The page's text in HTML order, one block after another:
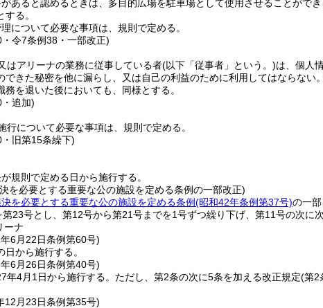
あると認めるときは、多目的広場を駐車場として使用させることができ
る。
について必要な事項は、規則で定める。
令7条例38・一部改正)
はアリーナの業務に従事している者(以下「従事者」という。)は、個人
できた秘密を他に漏らし、又は自己の利益のために利用してはならない。
務を退いた後においても、同様とする。
追加)
行について必要な事項は、規則で定める。
旧第15条繰下)
規則で定める日から施行する。
を必要とする重要な公の施設を定める条例の一部改正)
を必要とする重要な公の施設を定める条例(昭和42年条例第37号)の一部
23号とし、第12号から第21号までを1号ずつ繰り下げ、第11号の次に次
ナ
6月22日条例第60号)
から施行する。
6月26日条例第40号)
年4月1日から施行する。 ただし、第2条の次に5条を加える改正規定(第2
12月23日条例第35号)